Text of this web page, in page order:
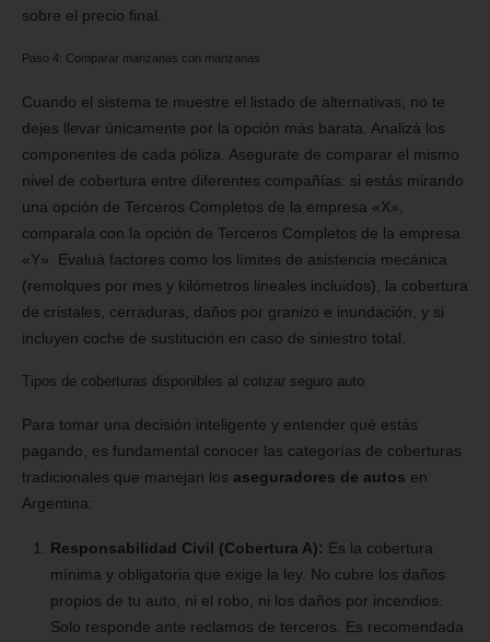
sobre el precio final.
Paso 4: Comparar manzanas con manzanas
Cuando el sistema te muestre el listado de alternativas, no te
dejes llevar únicamente por la opción más barata. Analizá los
componentes de cada póliza. Asegurate de comparar el mismo
nivel de cobertura entre diferentes compañías: si estás mirando
una opción de Terceros Completos de la empresa «X»,
comparala con la opción de Terceros Completos de la empresa
«Y». Evaluá factores como los límites de asistencia mecánica
(remolques por mes y kilómetros lineales incluidos), la cobertura
de cristales, cerraduras, daños por granizo e inundación, y si
incluyen coche de sustitución en caso de siniestro total.
Tipos de coberturas disponibles al cotizar seguro auto
Para tomar una decisión inteligente y entender qué estás
pagando, es fundamental conocer las categorías de coberturas
tradicionales que manejan los aseguradores de autos en
Argentina:
Responsabilidad Civil (Cobertura A): Es la cobertura
mínima y obligatoria que exige la ley. No cubre los daños
propios de tu auto, ni el robo, ni los daños por incendios.
Solo responde ante reclamos de terceros. Es recomendada